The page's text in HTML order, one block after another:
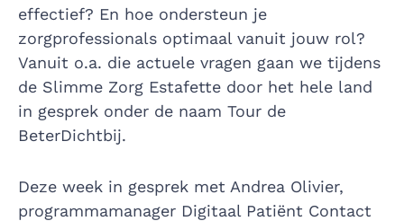
effectief? En hoe ondersteun je
zorgprofessionals optimaal vanuit jouw rol?
Vanuit o.a. die actuele vragen gaan we tijdens
de Slimme Zorg Estafette door het hele land
in gesprek onder de naam Tour de
BeterDichtbij.
Deze week in gesprek met Andrea Olivier,
programmamanager Digitaal Patiënt Contact